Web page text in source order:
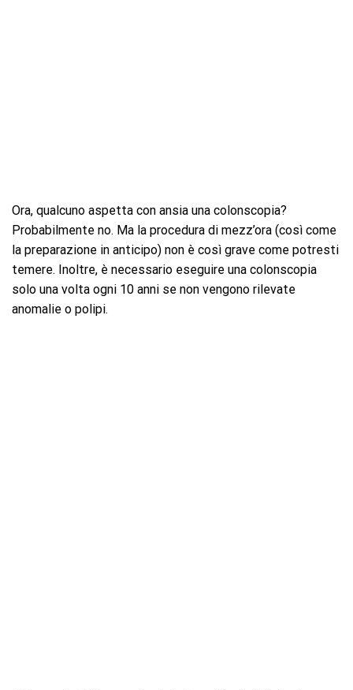
Ora, qualcuno aspetta con ansia una colonscopia?
Probabilmente no. Ma la procedura di mezz’ora (così come
la preparazione in anticipo) non è così grave come potresti
temere. Inoltre, è necessario eseguire una colonscopia
solo una volta ogni 10 anni se non vengono rilevate
anomalie o polipi.